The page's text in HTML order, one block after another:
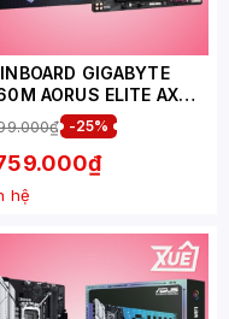
GIGABYTE
AORUS ELITE AX
-25%
hệ